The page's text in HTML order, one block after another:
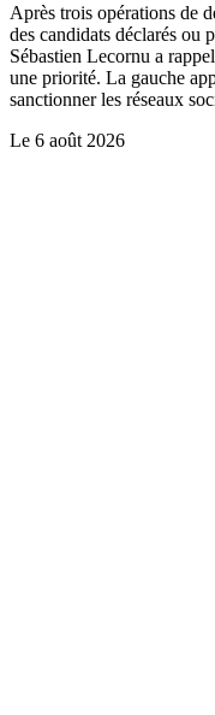
Après trois opérations de
des candidats déclarés ou
Sébastien Lecornu a
une priorité. La gauche
sanctionner les réseaux
Le 6 août 2026